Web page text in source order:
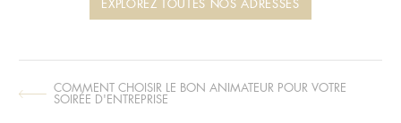
EXPLOREZ TOUTES NOS ADRESSES
ARTICLE
COMMENT CHOISIR LE BON ANIMATEUR POUR VOTRE
SOIRÉE D'ENTREPRISE